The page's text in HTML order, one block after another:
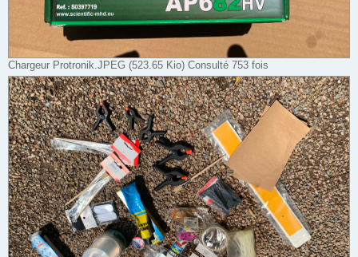
Chargeur Protronik.JPEG (523.65 Kio) Consulté 753 fois